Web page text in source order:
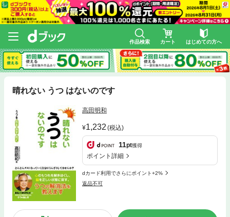
作品検索 カート はじめての方へ
晴れない うつ はないのです
高田明和
1,232 (税込)
11pt獲得
ポイント詳細
dカード利用でさらにポイント+2%
返品不可